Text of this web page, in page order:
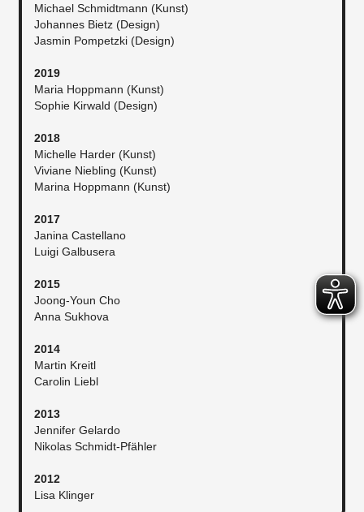
Michael Schmidtmann (Kunst)
Johannes Bietz (Design)
Jasmin Pompetzki (Design)
2019
Maria Hoppmann (Kunst)
Sophie Kirwald (Design)
2018
Michelle Harder (Kunst)
Viviane Niebling (Kunst)
Marina Hoppmann (Kunst)
2017
Janina Castellano
Luigi Galbusera
2015
Joong-Youn Cho
Anna Sukhova
2014
Martin Kreitl
Carolin Liebl
2013
Jennifer Gelardo
Nikolas Schmidt-Pfähler
2012
Lisa Klinger